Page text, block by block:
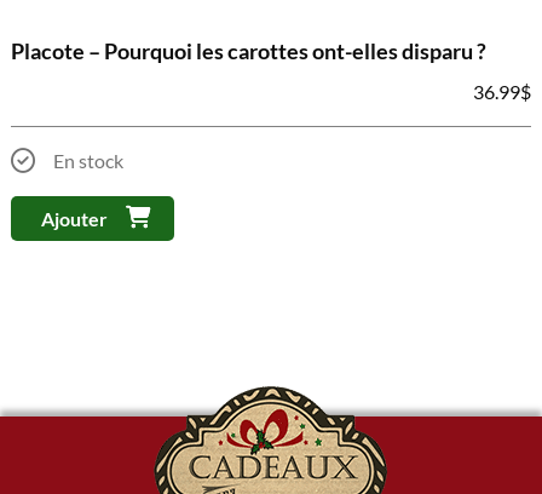
Placote – Pourquoi les carottes ont-elles disparu ?
36.99$
En stock
Ajouter